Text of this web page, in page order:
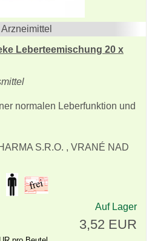
Leberteemischung 20 x
normalen Leberfunktion und
S.R.O. , VRANÉ NAD
Auf Lager
3,52 EUR